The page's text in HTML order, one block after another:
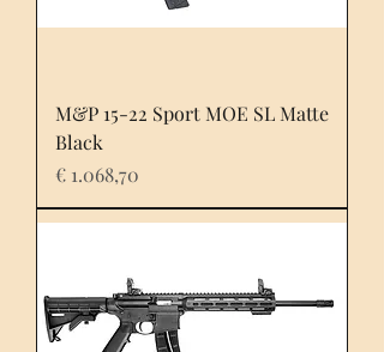
M&P 15-22 Sport MOE SL Matte
Black
Prijs
€ 1.068,70